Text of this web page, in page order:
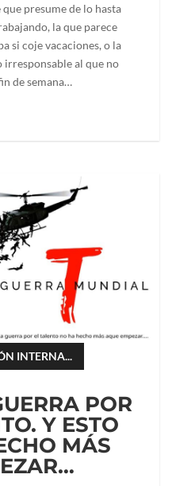
presume de lo hasta
la que parece
si coje vacaciones, o la
irresponsable al que no
de semana…
POR
Y ESTO
MÁS
INTERNA...